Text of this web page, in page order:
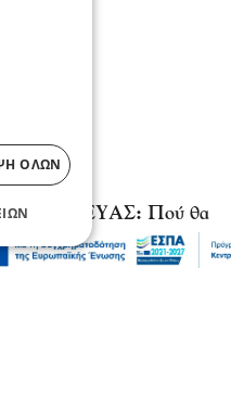
ΔΕΥΑΣ: Πού θα
ΌΛΩΝ